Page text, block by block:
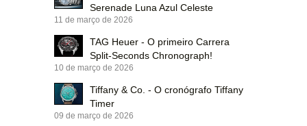
Serenade Luna Azul Celeste
11 de março de 2026
TAG Heuer - O primeiro Carrera
Split-Seconds Chronograph!
10 de março de 2026
Tiffany & Co. - O cronógrafo Tiffany
Timer
09 de março de 2026